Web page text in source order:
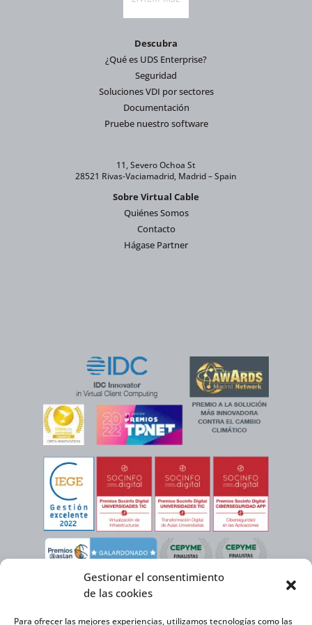
Gestionar el consentimiento
de las cookies
Para ofrecer las mejores experiencias, utilizamos tecnologías como las
Descubra
¿Qué es UDS Enterprise?
Seguridad
Soluciones VDI por sectores
Documentación
Pruebe nuestro software
11, Severo Ochoa St
28521 Rivas-Vaciamadrid, Madrid – Spain
Sobre Virtual Cable
Quiénes Somos
Contacto
Hágase Partner